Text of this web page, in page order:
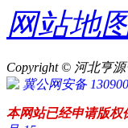
网站地
Copyright © 河北亨
冀公网安备
本网站已经申请版权